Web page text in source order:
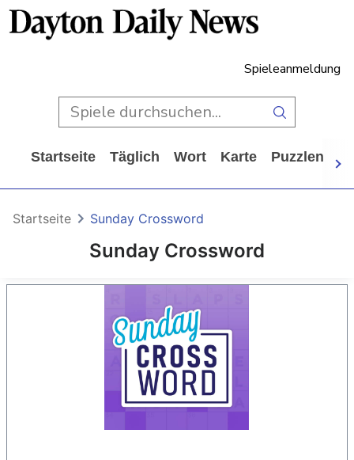
Spieleanmeldung
Startseite Täglich Wort Karte Puzzlen
Sunday Crossword
Startseite Sunday Crossword